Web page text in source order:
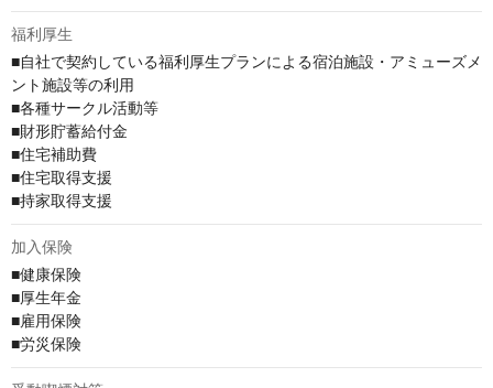
福利厚生
■自社で契約している福利厚生プランによる宿泊施設・アミューズメ
ント施設等の利用
■各種サークル活動等
■財形貯蓄給付金
■住宅補助費
■住宅取得支援
■持家取得支援
加入保険
■健康保険
■厚生年金
■雇用保険
■労災保険